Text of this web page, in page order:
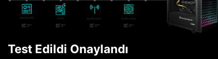
Test Edildi Onaylandı